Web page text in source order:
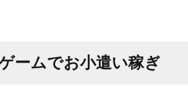
ームでお小遣い稼ぎ